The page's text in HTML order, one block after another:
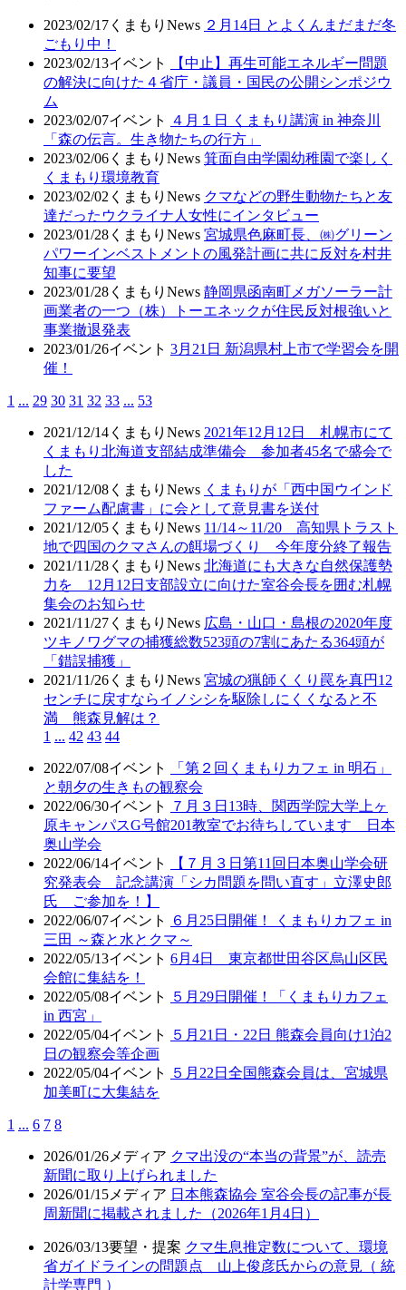
2023/02/17 くまもりNews ２月14日 とよくんまだまだ冬
ごもり中！
2023/02/13イベント
【中止】再生可能エネルギー問題
の解決に向けた４省庁・議員・国民の公開シンポジウ
ム
2023/02/07イベント
４月１日 くまもり講演 in 神奈川
「森の伝言。生き物たちの行方」
2023/02/06 くまもりNews 箕面自由学園幼稚園で楽しく
くまもり環境教育
2023/02/02 くまもりNews クマなどの野生動物たちと友
達だったウクライナ人女性にインタビュー
2023/01/28 くまもりNews 宮城県色麻町長、㈱グリーン
パワーインベストメントの風発計画に共に反対を村井
知事に要望
2023/01/28 くまもりNews 静岡県函南町メガソーラー計
画業者の一つ（株）トーエネックが住民反対根強いと
事業撤退発表
2023/01/26イベント 3月21日 新潟県村上市で学習会を開
催！
1 ... 29 30 31 32 33 ... 53
2021/12/14 くまもりNews 2021年12月12日 札幌市にて
くまもり北海道支部結成準備会 参加者45名で盛会で
した
2021/12/08 くまもりNews くまもりが「西中国ウインド
ファーム配慮書」に会として意見書を送付
2021/12/05 くまもりNews 11/14～11/20 高知県トラスト
地で四国のクマさんの餌場づくり 今年度分終了報告
2021/11/28 くまもりNews 北海道にも大きな自然保護勢
力を 12月12日支部設立に向けた室谷会長を囲む札幌
集会のお知らせ
2021/11/27 くまもりNews 広島・山口・島根の2020年度
ツキノワグマの捕獲総数523頭の7割にあたる364頭が
「錯誤捕獲」
2021/11/26 くまもりNews 宮城の猟師くくり罠を真円12
センチに戻すならイノシシを駆除しにくくなると不
満 熊森見解は？
1 ... 42 43 44
2022/07/08イベント
「第２回くまもりカフェ in 明石」
と朝夕の生きもの観察会
2022/06/30イベント
７月３日13時、関西学院大学上ヶ
原キャンパスG号館201教室でお待ちしています 日本
奥山学会
2022/06/14イベント
【７月３日第11回日本奥山学会研
究発表会 記念講演「シカ問題を問い直す」立澤史郎
氏 ご参加を！】
2022/06/07イベント
６月25日開催！ くまもりカフェ in
三田 ～森と水とクマ～
2022/05/13イベント 6月4日 東京都世田谷区烏山区民
会館に集結を！
2022/05/08イベント
５月29日開催！「くまもりカフェ
in 西宮」
2022/05/04イベント
５月21日・22日 熊森会員向け1泊2
日の観察会等企画
2022/05/04イベント
５月22日全国熊森会員は、宮城県
加美町に大集結を
1 ... 6 7 8
2026/01/26 メディア クマ出没の“本当の背景”が、読売
新聞に取り上げられました
2026/01/15 メディア 日本熊森協会 室谷会長の記事が長
周新聞に掲載されました（2026年1月4日）
2026/03/13要望・提案 クマ生息推定数について、環境
省ガイドラインの問題点 山上俊彦氏からの意見（ 統
計学専門 ）